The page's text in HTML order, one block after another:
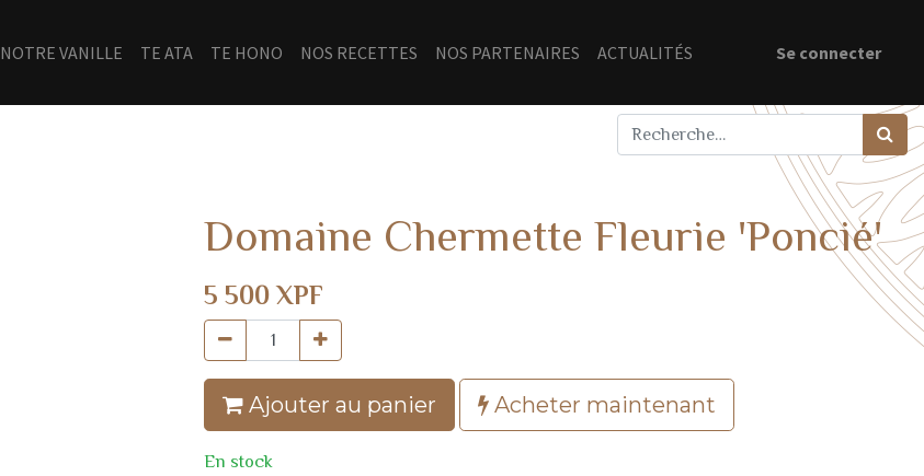
NOTRE VANILLE TE ATA TE HONO NOS RECETTES NOS PARTENAIRES ACTUALITÉS Se connecter
Domaine Chermette Fleurie 'Poncié'
5 500XPF
Ajouter au panier Acheter maintenant
En stock